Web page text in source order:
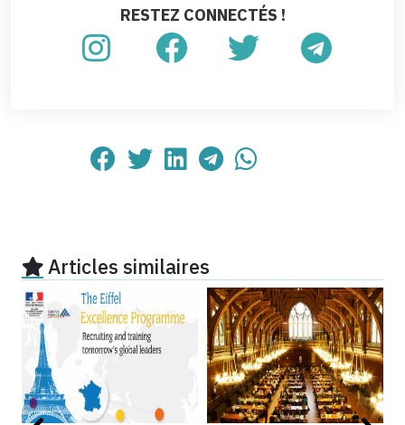
RESTEZ CONNECTÉS !
Articles similaires